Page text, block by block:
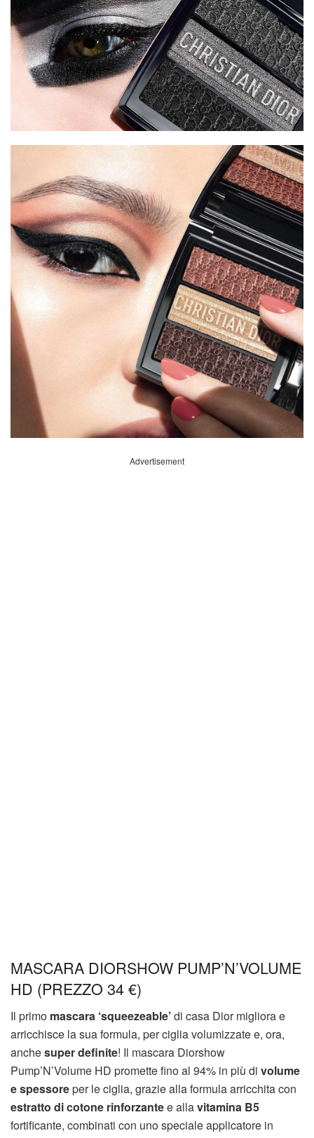
Advertisement
MASCARA DIORSHOW PUMP’N’VOLUME
HD (PREZZO 34 €)
Il primo mascara ‘squeezeable’di casa Dior migliora e
arricchisce la sua formula, per ciglia volumizzate e, ora,
anchesuper definite! Il mascara Diorshow
Pump’N’Volume HD promette fino al 94% in più di volume
e spessoreper le ciglia, grazie alla formula arricchita con
estratto di cotone rinforzantee allavitamina B5
fortificante, combinati con uno speciale applicatore in